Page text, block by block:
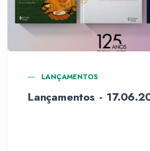
LANÇAMENTOS
Lançamentos -